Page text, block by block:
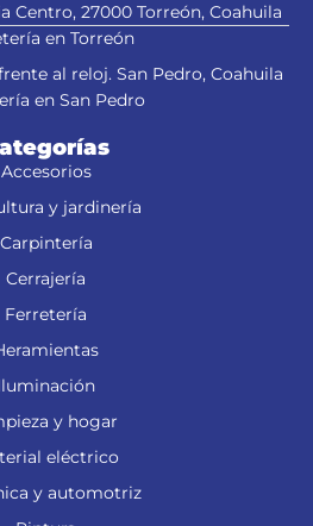
Centro, 27000 Torreón, Coahuila
en Torreón
al reloj. San Pedro, Coahuila
en San Pedro
Accesorios
y jardinería
Carpintería
Cerrajería
Ferretería
y hogar
eléctrico
y automotriz